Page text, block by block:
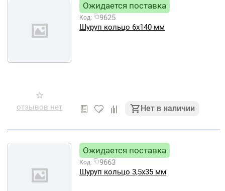
отзывов нет
Ожидается поставка
Код:
9625
Шуруп кольцо 6х140 мм
Нет в наличии
Ожидается поставка
Код:
9663
Шуруп кольцо 3,5х35 мм